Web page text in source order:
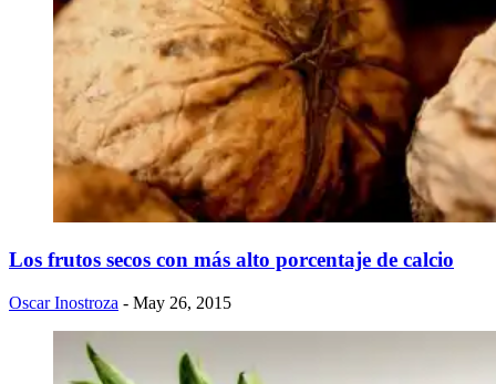
Los frutos secos con más alto porcentaje de calcio
Oscar Inostroza - May 26, 2015